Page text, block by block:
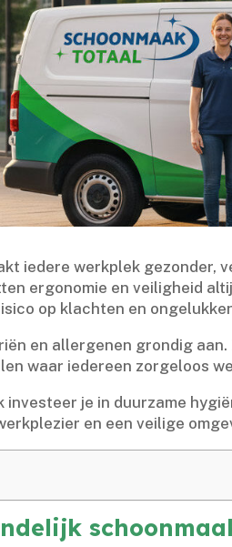
iedere werkplek
ergonomie en veiligheid
op klachten en
en allergenen grondig
waar iedereen zorgeloos
je in duurzame
en een veilige